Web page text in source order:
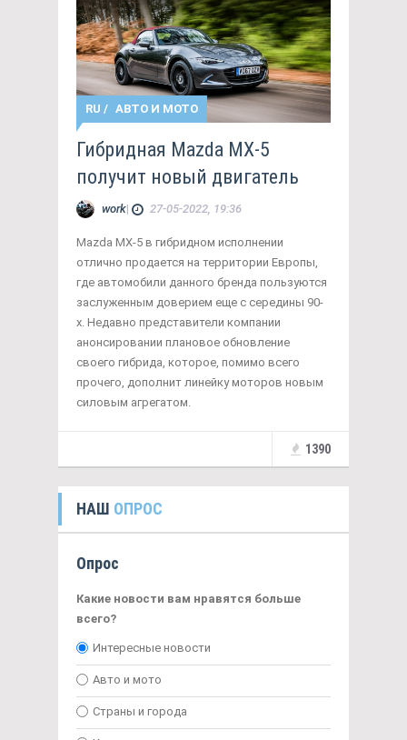
RU / АВТО И МОТО
Гибридная Mazda MX-5
получит новый двигатель
work| 27-05-2022, 19:36
Mazda MX-5 в гибридном исполнении
отлично продается на территории Европы,
где автомобили данного бренда пользуются
заслуженным доверием еще с середины 90-
х. Недавно представители компании
анонсировании плановое обновление
своего гибрида, которое, помимо всего
прочего, дополнит линейку моторов новым
силовым агрегатом.
1390
НАШ ОПРОС
Опрос
Какие новости вам нравятся больше
всего?
Интересные новости
Авто и мото
Страны и города